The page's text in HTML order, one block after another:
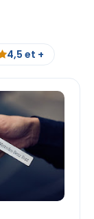
4,5 et +